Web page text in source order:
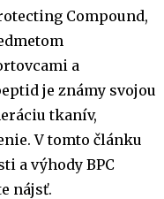
Compound,
a
je známy svojou
tkanív,
V tomto článku
a výhody BPC
nájsť.